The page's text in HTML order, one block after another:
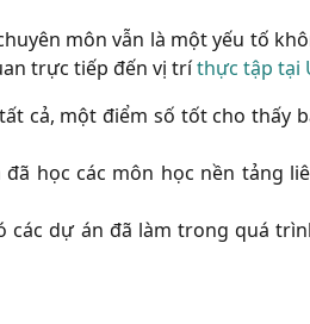
môn vẫn là một yếu tố
trực tiếp đến vị tríthực tập tại
cả, một điểm số tốt cho thấy
học các môn học nền tảng
các dự án đã làm trong quá